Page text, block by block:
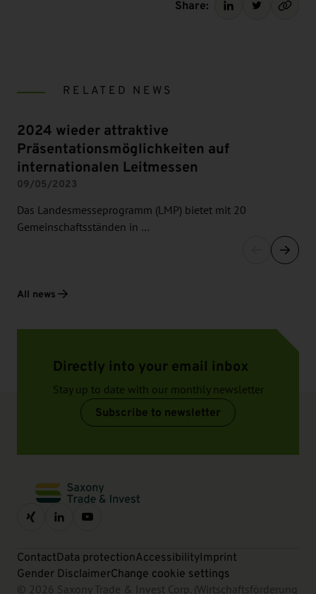
Share:
RELATED NEWS
2024 wieder attraktive
Präsentationsmöglichkeiten auf
internationalen Leitmessen
09/05/2023
Das Landesmesseprogramm (LMP) bietet mit 20
Gemeinschaftsständen in …
All news
Directly into your email inbox
Stay up to date with our monthly newsletter
Subscribe to newsletter
ContactData protectionAccessibilityImprint
Gender DisclaimerChange cookie settings
© 2026 Saxony Trade & Invest Corp. (Wirtschaftsförderung